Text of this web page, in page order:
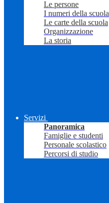
Le persone
I numeri della scuola
Le carte della scuola
Organizzazione
La storia
Servizi
Panoramica
Famiglie e studenti
Personale scolastico
Percorsi di studio